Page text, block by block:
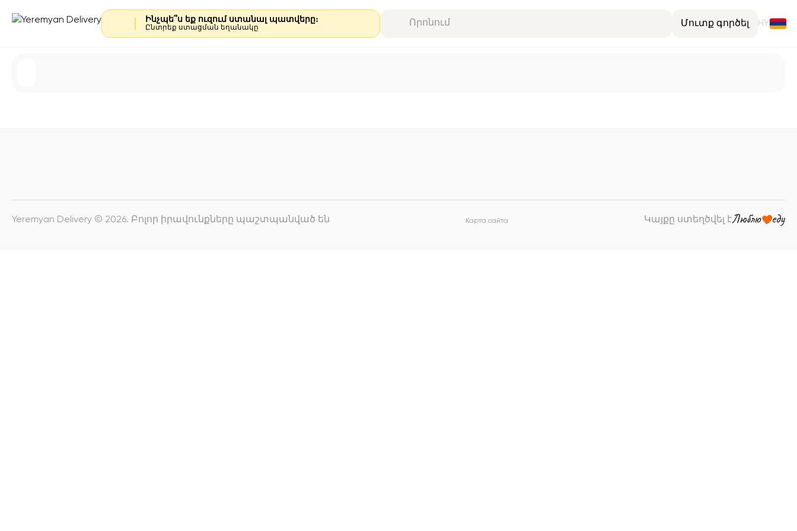
Ինչպե՞ս եք ուզում ստանալ պատվերը։
Ընտրեք ստացման եղանակը Մուտք գործել HY
Yeremyan Delivery © 2026. Բոլոր իրավունքները պաշտպանված են Карта сайта Կայքը ստեղծվել է